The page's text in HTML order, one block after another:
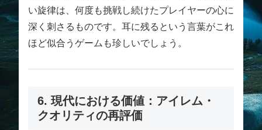
い旋律は、何度も挑戦し続けたプレイヤーの心に
深く刺さるものです。耳に残るという言葉がこれ
ほど似合うゲームも珍しいでしょう。
6. 現代における価値：アイレム・
クオリティの再評価